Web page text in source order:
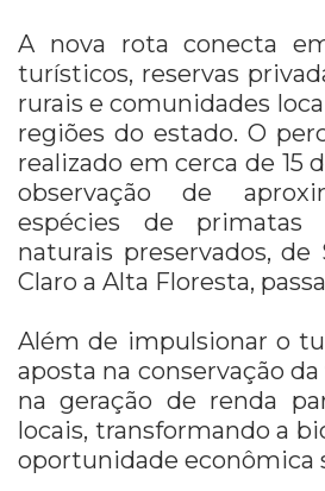
A nova rota conecta
turísticos, reservas
rurais e comunidades
regiões do estado. O
realizado em cerca de 15
observação de
espécies de primatas
naturais preservados, de
Claro a Alta Floresta,
Além de impulsionar o
aposta na conservação
na geração de renda
locais, transformando a
oportunidade econômica